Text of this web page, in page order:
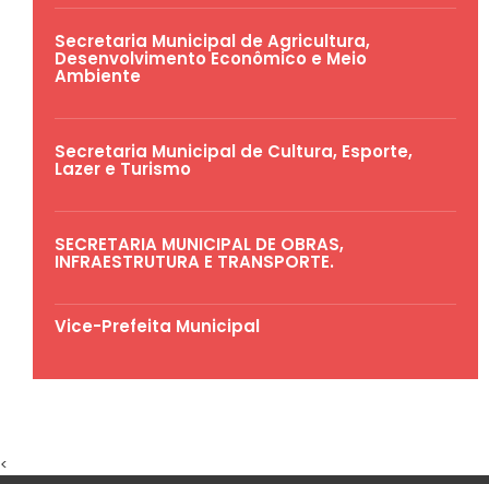
Secretaria Municipal de Agricultura,
Desenvolvimento Econômico e Meio
Ambiente
Secretaria Municipal de Cultura, Esporte,
Lazer e Turismo
SECRETARIA MUNICIPAL DE OBRAS,
INFRAESTRUTURA E TRANSPORTE.
Vice-Prefeita Municipal
<